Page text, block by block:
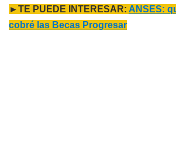
►TE PUEDE INTERESAR: ANSES:
cobré las Becas Progresar